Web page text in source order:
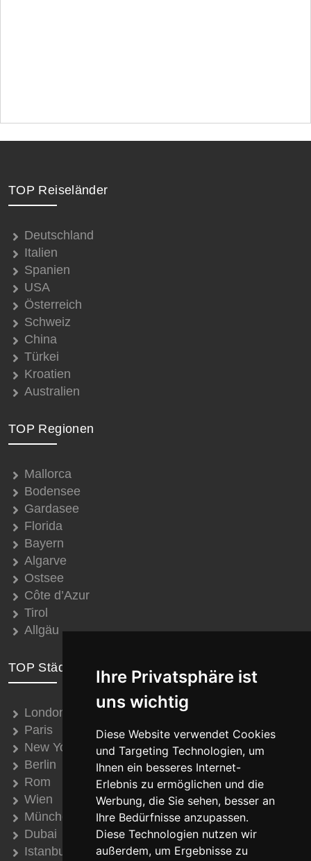
Ihre Privatsphäre ist
uns wichtig
Diese Website verwendet Cookies
und Targeting Technologien, um
Ihnen ein besseres Internet-
Erlebnis zu ermöglichen und die
Werbung, die Sie sehen, besser an
Ihre Bedürfnisse anzupassen.
Diese Technologien nutzen wir
außerdem, um Ergebnisse zu
TOP Reiseländer
Deutschland
Italien
Spanien
USA
Österreich
Schweiz
China
Türkei
Kroatien
Australien
TOP Regionen
Mallorca
Bodensee
Gardasee
Florida
Bayern
Algarve
Ostsee
Côte d’Azur
Tirol
Allgäu
TOP Städte
London
Paris
New York
Berlin
Rom
Wien
München
Dubai
Istanbul